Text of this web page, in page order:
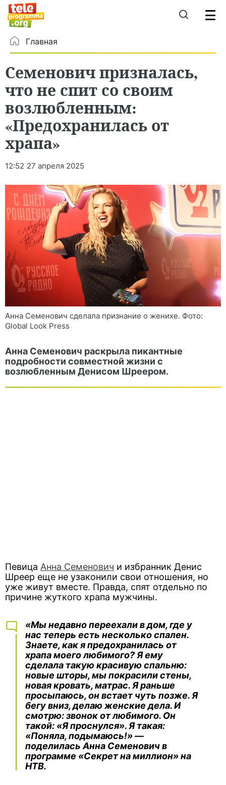
Главная
Семенович призналась,
что не спит со своим
возлюбленным:
«Предохранилась от
храпа»
12:52 27 апреля 2025
Анна Семенович сделала признание о женихе. Фото:
Global Look Press
Анна Семенович раскрыла пикантные
подробности совместной жизни с
возлюбленным Денисом Шреером.
Певица Анна Семенович и избранник Денис
Шреер еще не узаконили свои отношения, но
уже живут вместе. Правда, спят отдельно по
причине жуткого храпа мужчины.
«Мы недавно переехали в дом, где у
нас теперь есть несколько спален.
Знаете, как я предохранилась от
храпа моего любимого? Я ему
сделала такую красивую спальню:
новые шторы, мы покрасили стены,
новая кровать, матрас. Я раньше
просыпаюсь, он встает чуть позже. Я
бегу вниз, делаю женские дела. И
смотрю: звонок от любимого. Он
такой: «Я проснулся». Я такая:
«Поняла, подымаюсь!» —
поделилась Анна Семенович в
программе «Секрет на миллион» на
НТВ.